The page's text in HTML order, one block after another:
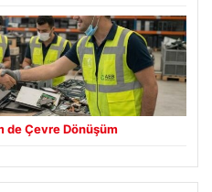
de Çevre Dönüşüm